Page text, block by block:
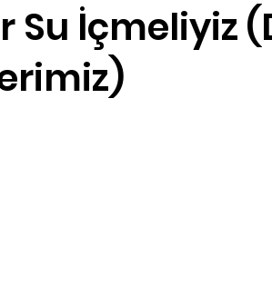
Su İçmeliyiz